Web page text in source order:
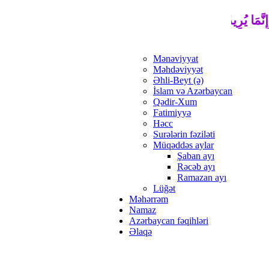
إِنَّمَا يُرِيدُ اللَّهُ لِيُذْهِبَ عَنْكُمُ الرِّجْسَ أَهْلَ الْبَيْتِ
Mənəviyyat
Məhdəviyyət
Əhli-Beyt (ə)
İslam və Azərbaycan
Qədir-Xum
Fatimiyyə
Həcc
Surələrin fəziləti
Müqəddəs aylar
Şaban ayı
Rəcəb ayı
Ramazan ayı
Lüğət
Məhərrəm
Namaz
Azərbaycan fəqihləri
Əlaqə